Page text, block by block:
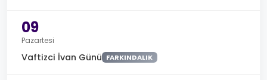
09
Pazartesi
Vaftizci İvan Günü FARKINDALIK